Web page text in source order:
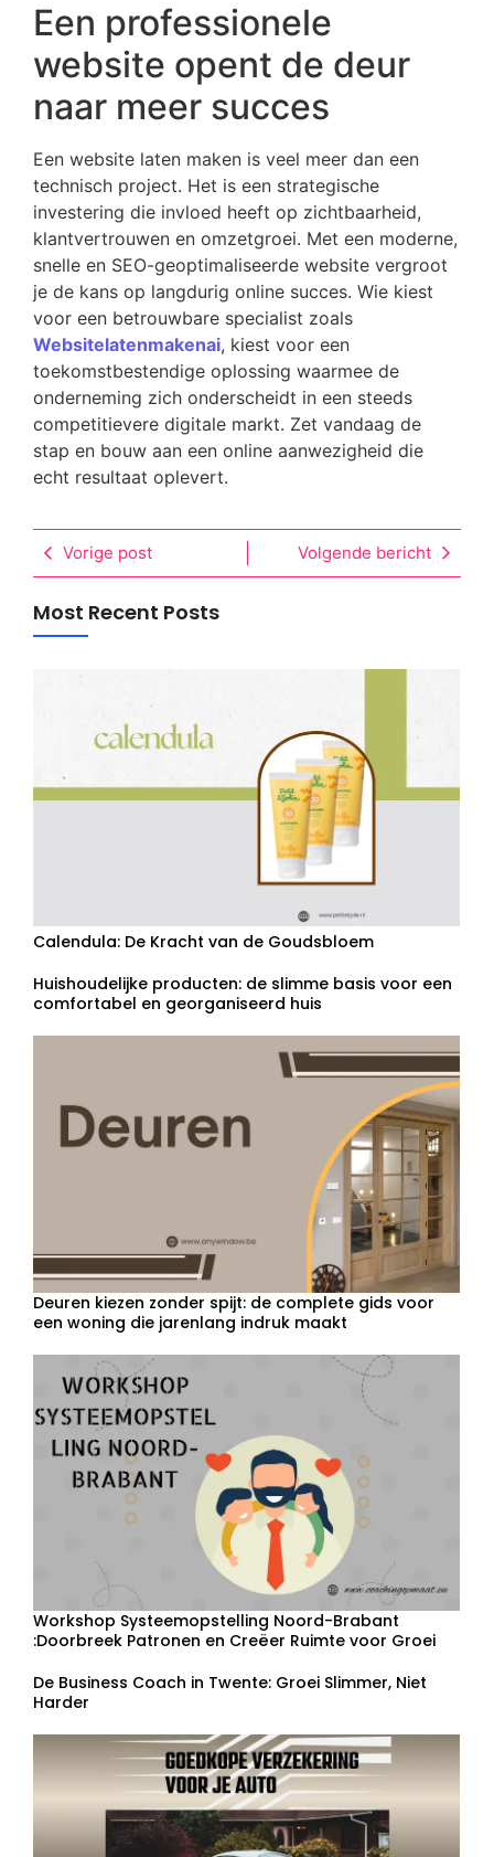
Een professionele
website opent de deur
naar meer succes
Een website laten maken is veel meer dan een
technisch project. Het is een strategische
investering die invloed heeft op zichtbaarheid,
klantvertrouwen en omzetgroei. Met een moderne,
snelle en SEO-geoptimaliseerde website vergroot
je de kans op langdurig online succes. Wie kiest
voor een betrouwbare specialist zoals
Websitelatenmakenai, kiest voor een
toekomstbestendige oplossing waarmee de
onderneming zich onderscheidt in een steeds
competitievere digitale markt. Zet vandaag de
stap en bouw aan een online aanwezigheid die
echt resultaat oplevert.
Vorige post Volgende bericht
Most Recent Posts
Calendula: De Kracht van de Goudsbloem
Huishoudelijke producten: de slimme basis voor een
comfortabel en georganiseerd huis
Deuren kiezen zonder spijt: de complete gids voor
een woning die jarenlang indruk maakt
Workshop Systeemopstelling Noord-Brabant
:Doorbreek Patronen en Creëer Ruimte voor Groei
De Business Coach in Twente: Groei Slimmer, Niet
Harder